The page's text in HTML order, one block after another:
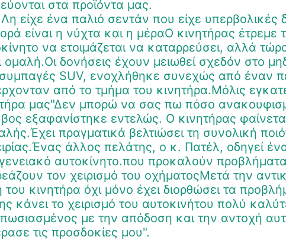
στα προϊόντα μας.
είχε ένα παλιό σεντάν που είχε υπερβολικές
είναι η νύχτα και η μέραΟ κινητήρας
να ετοιμάζεται να καταρρεύσει, αλλά
ομαλή.Οι δονήσεις έχουν μειωθεί σχεδόν στο
SUV, ενοχλήθηκε συνεχώς από έναν
από το τμήμα του κινητήρα.Μόλις
μας"Δεν μπορώ να σας πω πόσο
εξαφανίστηκε εντελώς. Ο κινητήρας
πραγματικά βελτιώσει τη συνολική
άλλος πελάτης, ο κ. Πατέλ, οδηγεί
αυτοκίνητο.που προκαλούν
τον χειρισμό του οχήματοςΜετά την
του κινητήρα όχι μόνο έχει διορθώσει τα
κάνει το χειρισμό του αυτοκινήτου πολύ
με την απόδοση και την αντοχή
τις προσδοκίες μου".